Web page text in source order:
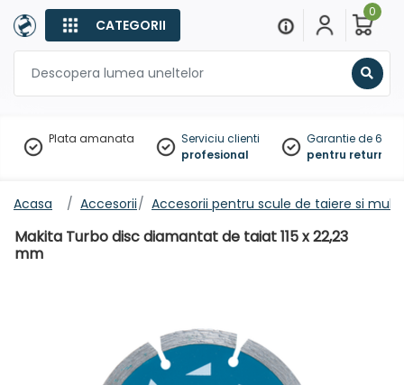
CATEGORII
0
Plata amanata
Serviciu clienti
profesional
Garantie de 60
pentru
Acasa Accesorii Accesorii pentru scule de taiere si
Makita Turbo disc diamantat de taiat 115 x 22,23
mm